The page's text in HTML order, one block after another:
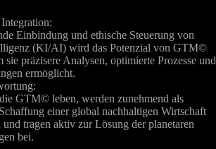
Einbindung und ethische Steuerung von
(KI/AI) wird das Potenzial von GTM©
sie präzisere Analysen, optimierte Prozesse und
ermöglicht.
GTM© leben, werden zunehmend als
einer global nachhaltigen Wirtschaft
tragen aktiv zur Lösung der planetaren
bei.